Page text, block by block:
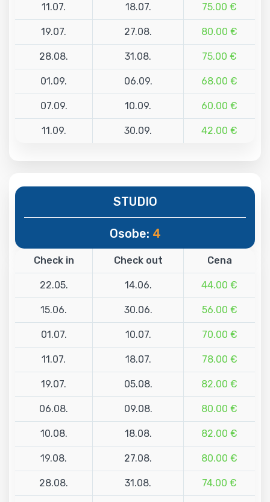
11.07. 18.07. 75.00 €
19.07. 27.08. 80.00 €
28.08. 31.08. 75.00 €
01.09. 06.09. 68.00 €
07.09. 10.09. 60.00 €
11.09. 30.09. 42.00 €
STUDIO
Osobe: 4
Check in Check out Cena
22.05. 14.06. 44.00 €
15.06. 30.06. 56.00 €
01.07. 10.07. 70.00 €
11.07. 18.07. 78.00 €
19.07. 05.08. 82.00 €
06.08. 09.08. 80.00 €
10.08. 18.08. 82.00 €
19.08. 27.08. 80.00 €
28.08. 31.08. 74.00 €